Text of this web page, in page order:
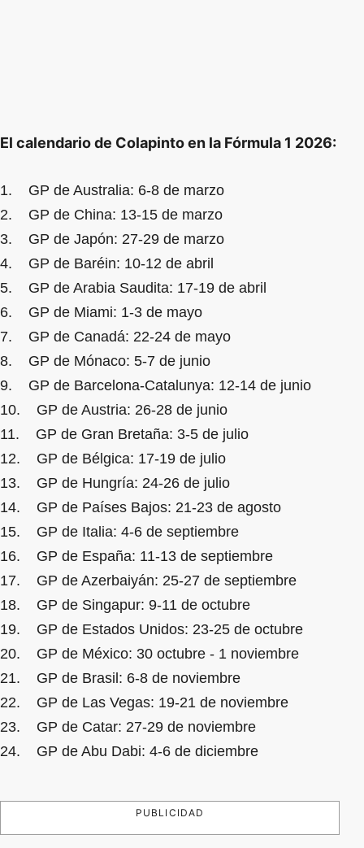
El calendario de Colapinto en la Fórmula 1 2026:
1. GP de Australia: 6-8 de marzo
2. GP de China: 13-15 de marzo
3. GP de Japón: 27-29 de marzo
4. GP de Baréin: 10-12 de abril
5. GP de Arabia Saudita: 17-19 de abril
6. GP de Miami: 1-3 de mayo
7. GP de Canadá: 22-24 de mayo
8. GP de Mónaco: 5-7 de junio
9. GP de Barcelona-Catalunya: 12-14 de junio
10. GP de Austria: 26-28 de junio
11. GP de Gran Bretaña: 3-5 de julio
12. GP de Bélgica: 17-19 de julio
13. GP de Hungría: 24-26 de julio
14. GP de Países Bajos: 21-23 de agosto
15. GP de Italia: 4-6 de septiembre
16. GP de España: 11-13 de septiembre
17. GP de Azerbaiyán: 25-27 de septiembre
18. GP de Singapur: 9-11 de octubre
19. GP de Estados Unidos: 23-25 de octubre
20. GP de México: 30 octubre - 1 noviembre
21. GP de Brasil: 6-8 de noviembre
22. GP de Las Vegas: 19-21 de noviembre
23. GP de Catar: 27-29 de noviembre
24. GP de Abu Dabi: 4-6 de diciembre
PUBLICIDAD